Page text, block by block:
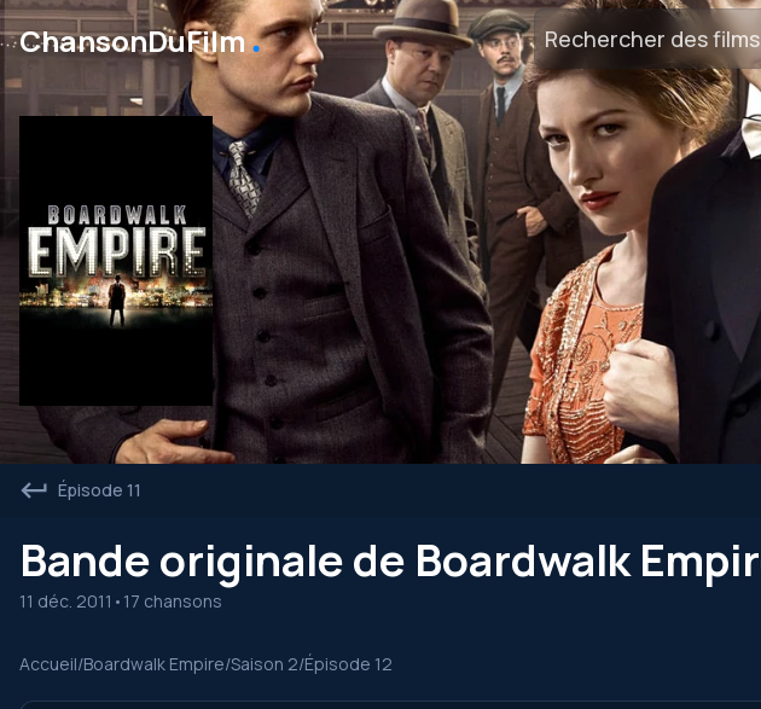
ChansonDuFilm ․
Épisode 11
Bande originale de Boardwalk
11 déc. 2011 • 17 chansons
Accueil/Boardwalk Empire/Saison 2/Épisode 12